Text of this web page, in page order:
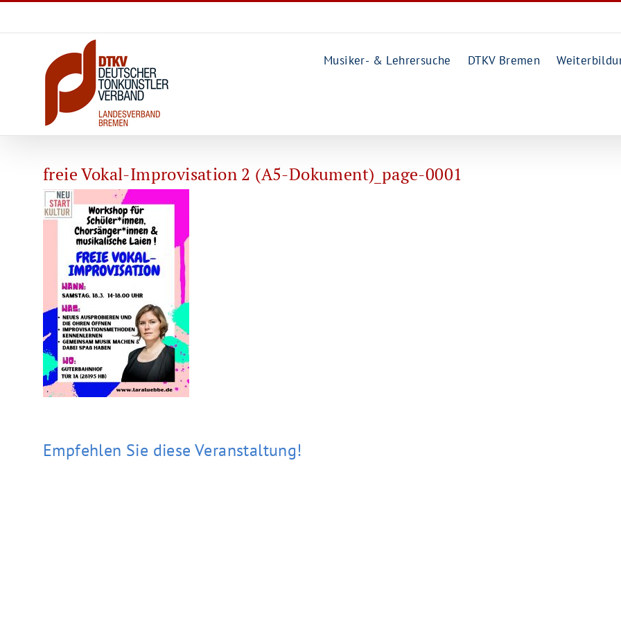
Musiker- & Lehrersuche DTKV Bremen
freie Vokal-Improvisation 2 (A5-Dokument)_page-0001
Empfehlen Sie diese Veranstaltung!